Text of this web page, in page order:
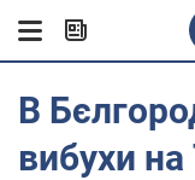
В
вибухи